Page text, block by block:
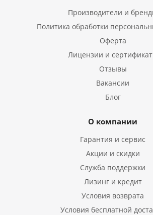
Производители и
Политика обработки
Оферта
Лицензии и
Отзывы
Вакансии
Блог
О компании
Гарантия и сервис
Акции и скидки
Служба поддержки
Лизинг и кредит
Условия возврата
Условия бесплатной